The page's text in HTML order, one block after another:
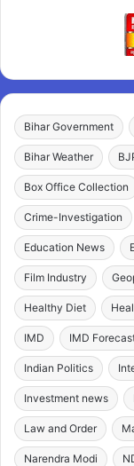
Bihar Government
Bihar Weather
Box Office Collection
Crime-Investigation
Education News
Film Industry
Healthy Diet
IMD IMD
Indian Politics
Investment news
Law and Order
Narendra Modi